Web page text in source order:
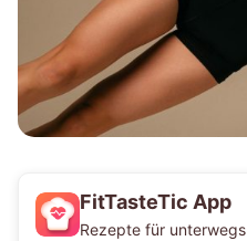
FitTasteTic App
Rezepte für unterwegs